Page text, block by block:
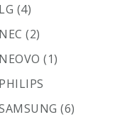
(4)
(2)
(1)
(6)